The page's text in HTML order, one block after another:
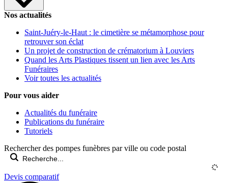
Nos actualités
Saint-Juéry-le-Haut : le cimetière se métamorphose pour
retrouver son éclat
Un projet de construction de crématorium à Louviers
Quand les Arts Plastiques tissent un lien avec les Arts
Funéraires
Voir toutes les actualités
Pour vous aider
Actualités du funéraire
Publications du funéraire
Tutoriels
Rechercher des pompes funèbres par ville ou code postal
Devis comparatif